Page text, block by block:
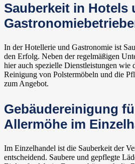
Sauberkeit in Hotels
In der Hotellerie und Gastronomie ist
den Erfolg. Neben der regelmäßigen
hier auch spezielle Dienstleistungen wie
Reinigung von Polstermöbeln und die
zum Angebot.
Gebäudereinigung
Allermöhe im
Im Einzelhandel ist die Sauberkeit der
entscheidend. Saubere und gepflegte